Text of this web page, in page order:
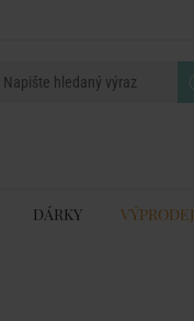
DÁRKY VÝPRODEJ